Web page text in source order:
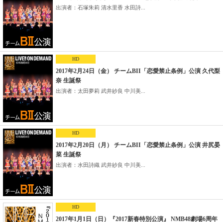
出演者：石塚朱莉 清水里香 水田詩...
HD
2017年2月24日（金） チームBII「恋愛禁止条例」公演 久代梨
奈 生誕祭
出演者：太田夢莉 武井紗良 中川美...
HD
2017年2月20日（月） チームBII「恋愛禁止条例」公演 井尻晏
菜 生誕祭
出演者：水田詩織 武井紗良 中川美...
HD
2017年1月1日（日）『2017新春特別公演』 NMB48劇場6周年